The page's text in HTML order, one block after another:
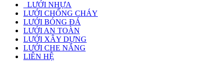
LƯỚI NHỰA
LƯỚI CHỐNG CHÁY
LƯỚI BÓNG ĐÁ
LƯỚI AN TOÀN
LƯỚI XÂY DỰNG
LƯỚI CHE NẮNG
LIÊN HỆ